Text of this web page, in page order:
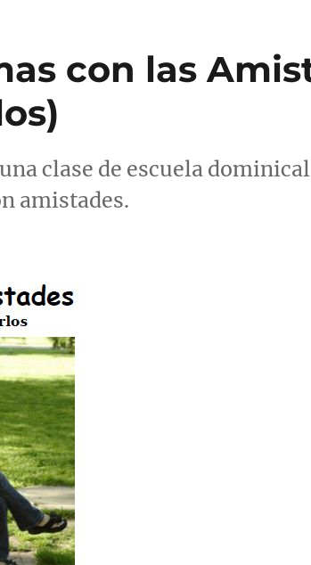
con las
clase de escuela
amistades.